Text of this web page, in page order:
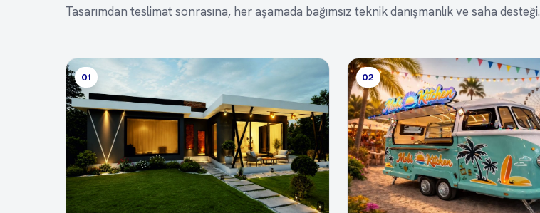
Tasarımdan teslimat sonrasına, her aşamada bağımsız teknik danışmanlık ve saha desteği.
01 02